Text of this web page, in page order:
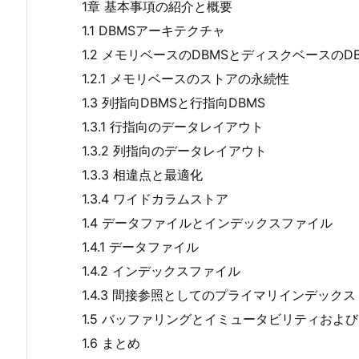
1章 基本事項の紹介と概要
1.1 DBMSアーキテクチャ
1.2 メモリベースのDBMSとディスクベースの
1.2.1 メモリベースのストアの永続性
1.3 列指向DBMSと行指向DBMS
1.3.1 行指向のデータレイアウト
1.3.2 列指向のデータレイアウト
1.3.3 相違点と最適化
1.3.4 ワイドカラムストア
1.4 データファイルとインデックスファイル
1.4.1 データファイル
1.4.2 インデックスファイル
1.4.3 間接参照としてのプライマリインデックス
1.5 バッファリングとイミュータビリティおよ
1.6 まとめ